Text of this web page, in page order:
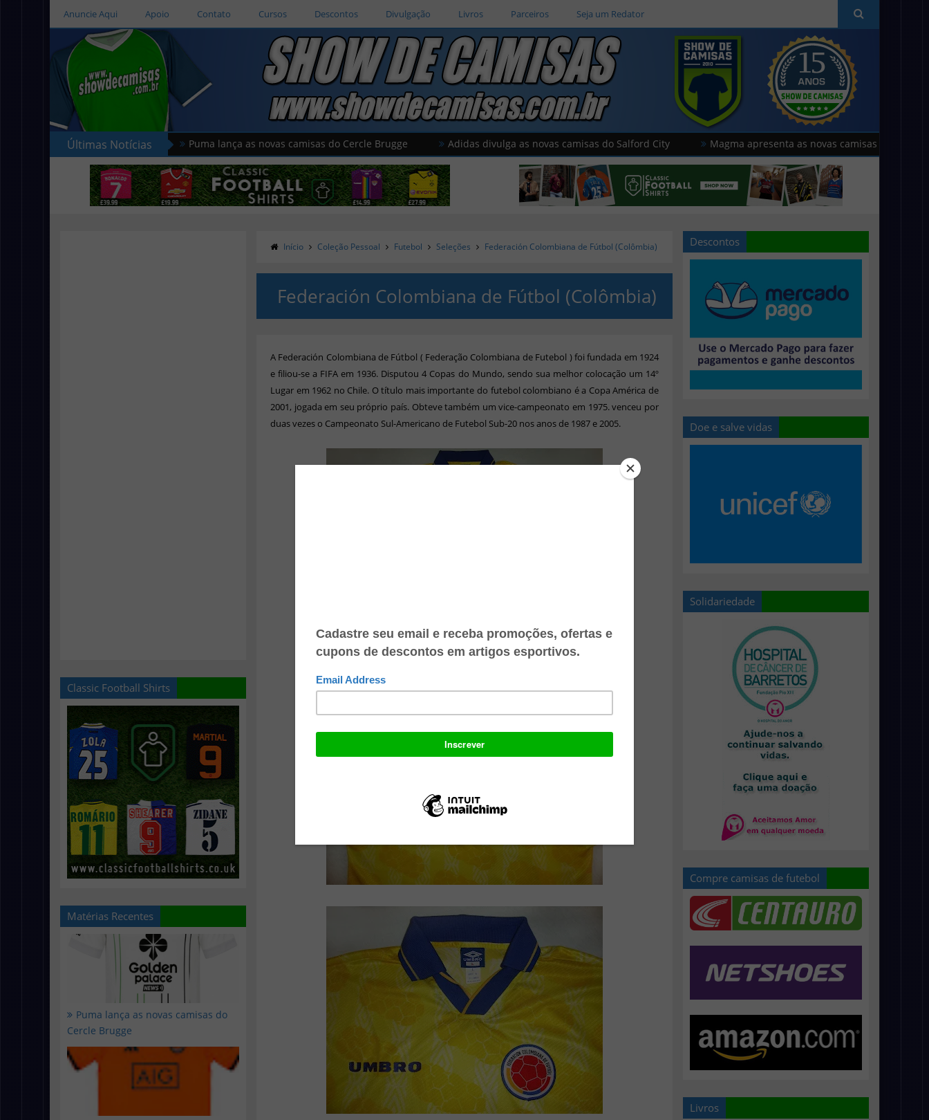
Anuncie Aqui Apoio Contato Cursos Descontos Divulgação Livros Parceiros Seja um Redator
Últimas NotíciasPuma lança as novas camisas do Cercle Brugge Adidas divulga as novas camisas do Salford City Magma apresenta as novas camisas do Cavese
Classic Football Shirts
Matérias Recentes
Puma lança as novas camisas do
Cercle Brugge
Início Coleção Pessoal Futebol Seleções Federación Colombiana de Fútbol (Colômbia)
Federación Colombiana de Fútbol (Colômbia)
A Federación Colombiana de Fútbol ( Federação Colombiana de Futebol ) foi fundada em 1924
e filiou-se a FIFA em 1936. Disputou 4 Copas do Mundo, sendo sua melhor colocação um 14º
Lugar em 1962 no Chile. O título mais importante do futebol colombiano é a Copa América de
2001, jogada em seu próprio país. Obteve também um vice-campeonato em 1975. venceu por
duas vezes o Campeonato Sul-Americano de Futebol Sub-20 nos anos de 1987 e 2005.
Descontos
Doe e salve vidas
Solidariedade
Compre camisas de futebol
Livros